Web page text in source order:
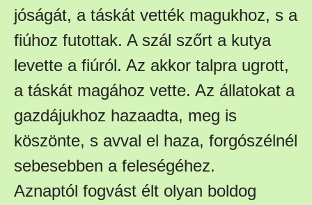
jóságát, a táskát vették magukhoz, s a
fiúhoz futottak. A szál szőrt a kutya
levette a fiúról. Az akkor talpra ugrott,
a táskát magához vette. Az állatokat a
gazdájukhoz hazaadta, meg is
köszönte, s avval el haza, forgószélnél
sebesebben a feleségéhez.
Aznaptól fogvást élt olyan boldog